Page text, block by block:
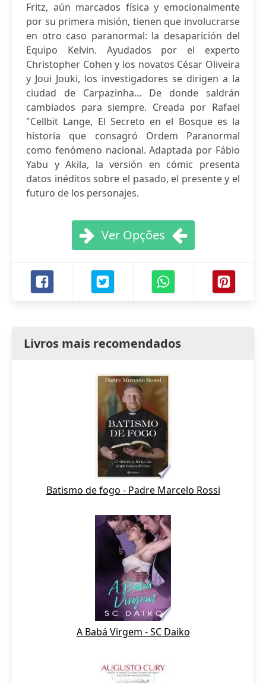
Fritz, aún marcados física y emocionalmente
por su primera misión, tienen que involucrarse
en otro caso paranormal: la desaparición del
Equipo Kelvin. Ayudados por el experto
Christopher Cohen y los novatos César Oliveira
y Joui Jouki, los investigadores se dirigen a la
ciudad de Carpazinha... De donde saldrán
cambiados para siempre. Creada por Rafael
"Cellbit Lange, El Secreto en el Bosque es la
historia que consagró Ordem Paranormal
como fenómeno nacional. Adaptada por Fábio
Yabu y Akila, la versión en cómic presenta
datos inéditos sobre el pasado, el presente y el
futuro de los personajes.
Ver Opções
Livros mais recomendados
Batismo de fogo - Padre Marcelo Rossi
A Babá Virgem - SC Daiko